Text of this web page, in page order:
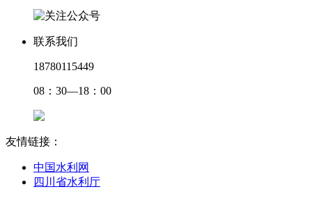
联系我们
18780115449
08：30—18：00
友情链接：
中国水利网
四川省水利厅